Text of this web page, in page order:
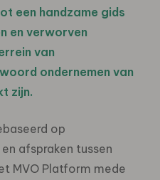
een handzame gids
en verworven
van
ondernemen van
zijn.
op
afspraken tussen
MVO Platform mede